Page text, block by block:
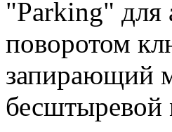
"Parking" для
поворотом
запирающий
бесштыревой